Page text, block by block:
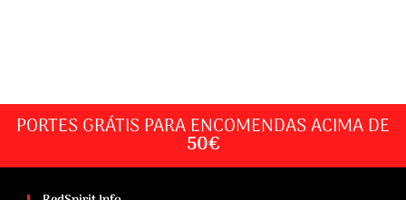
PORTES GRÁTIS PARA ENCOMENDAS ACIMA DE
50€